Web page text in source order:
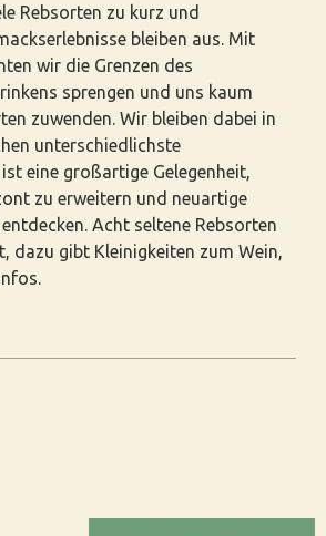
Rebsorten zu kurz und
bleiben aus. Mit
wir die Grenzen des
sprengen und uns kaum
zuwenden. Wir bleiben dabei in
unterschiedlichste
eine großartige Gelegenheit,
zu erweitern und neuartige
Acht seltene Rebsorten
dazu gibt Kleinigkeiten zum Wein,